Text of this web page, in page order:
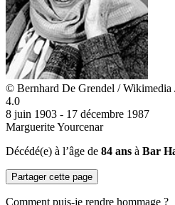
© Bernhard De Grendel / Wikimedia
4.0
8 juin 1903 - 17 décembre 1987
Marguerite Yourcenar
Décédé(e) à l’âge de 84 ans à Bar
Partager cette page
Comment puis-je rendre hommage ?